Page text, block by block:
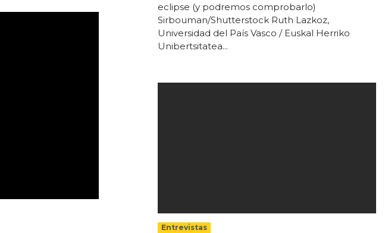
eclipse (y podremos comprobarlo)
Sirbouman/Shutterstock Ruth Lazkoz,
Universidad del País Vasco / Euskal Herriko
Unibertsitatea...
Entrevistas